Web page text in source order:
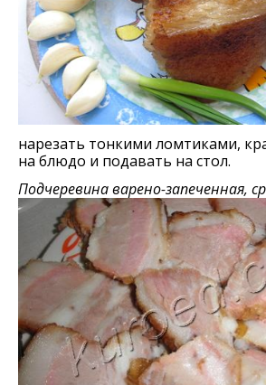
нарезать тонкими ломтиками,
на блюдо и подавать на стол.
Подчеревина варено-запеченная,